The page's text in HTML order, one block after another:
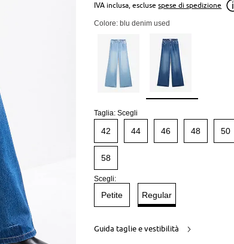
IVA inclusa, escluse spese di spedizione
Colore: blu denim used
Taglia:Scegli
42 44 46 48 50
58
Scegli:
Petite Regular
Guida taglie e vestibilità